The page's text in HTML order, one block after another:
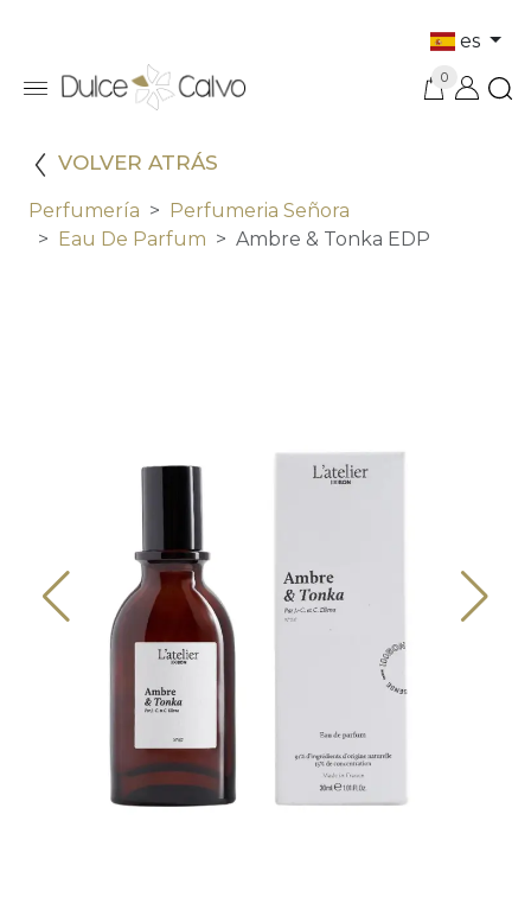
es
0
VOLVER ATRÁS
Perfumería
Perfumeria Señora
Eau De Parfum
Ambre & Tonka EDP